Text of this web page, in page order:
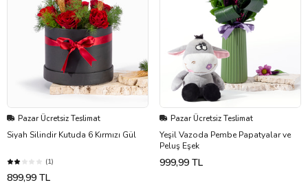
Pazar Ücretsiz Teslimat
Siyah Silindir Kutuda 6 Kırmızı Gül
(1)
899,99 TL
Pazar Ücretsiz Teslimat
Yeşil Vazoda Pembe Papatyalar ve
Peluş Eşek
999,99 TL